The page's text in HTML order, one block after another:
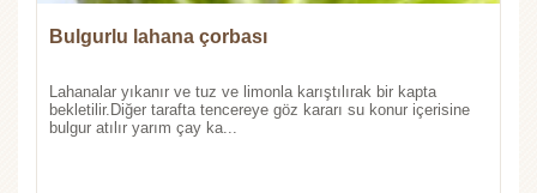
Bulgurlu lahana çorbası
Lahanalar yıkanır ve tuz ve limonla karıştılırak bir kapta
bekletilir.Diğer tarafta tencereye göz kararı su konur içerisine
bulgur atılır yarım çay ka...